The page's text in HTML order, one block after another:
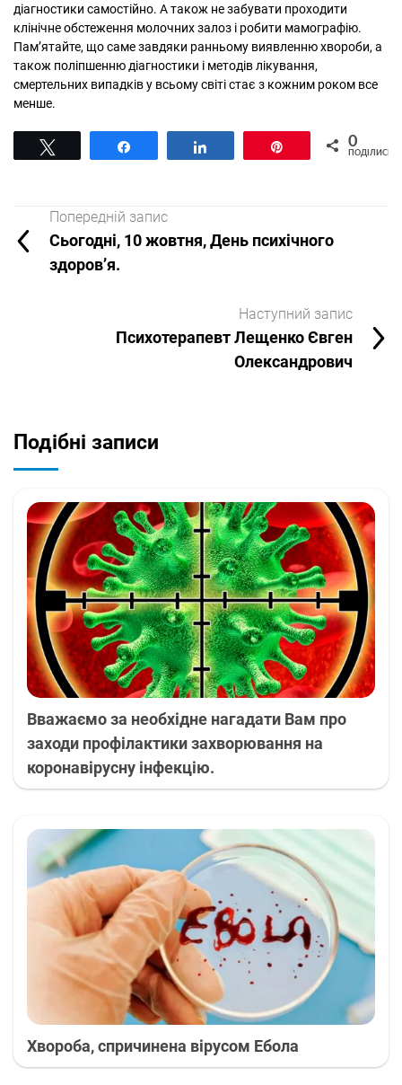
діагностики самостійно. А також не забувати проходити
клінічне обстеження молочних залоз і робити мамографію.
Пам’ятайте, що саме завдяки ранньому виявленню хвороби, а
також поліпшенню діагностики і методів лікування,
смертельних випадків у всьому світі стає з кожним роком все
менше.
Поділитися Поділитися 0
ПОДІЛИСЬ
Попередній запис
Сьогодні, 10 жовтня, День психічного
здоров’я.
Наступний запис
Психотерапевт Лещенко Євген
Олександрович
Подібні записи
Вважаємо за необхідне нагадати Вам про
заходи профілактики захворювання на
коронавірусну інфекцію.
Хвороба, спричинена вірусом Ебола